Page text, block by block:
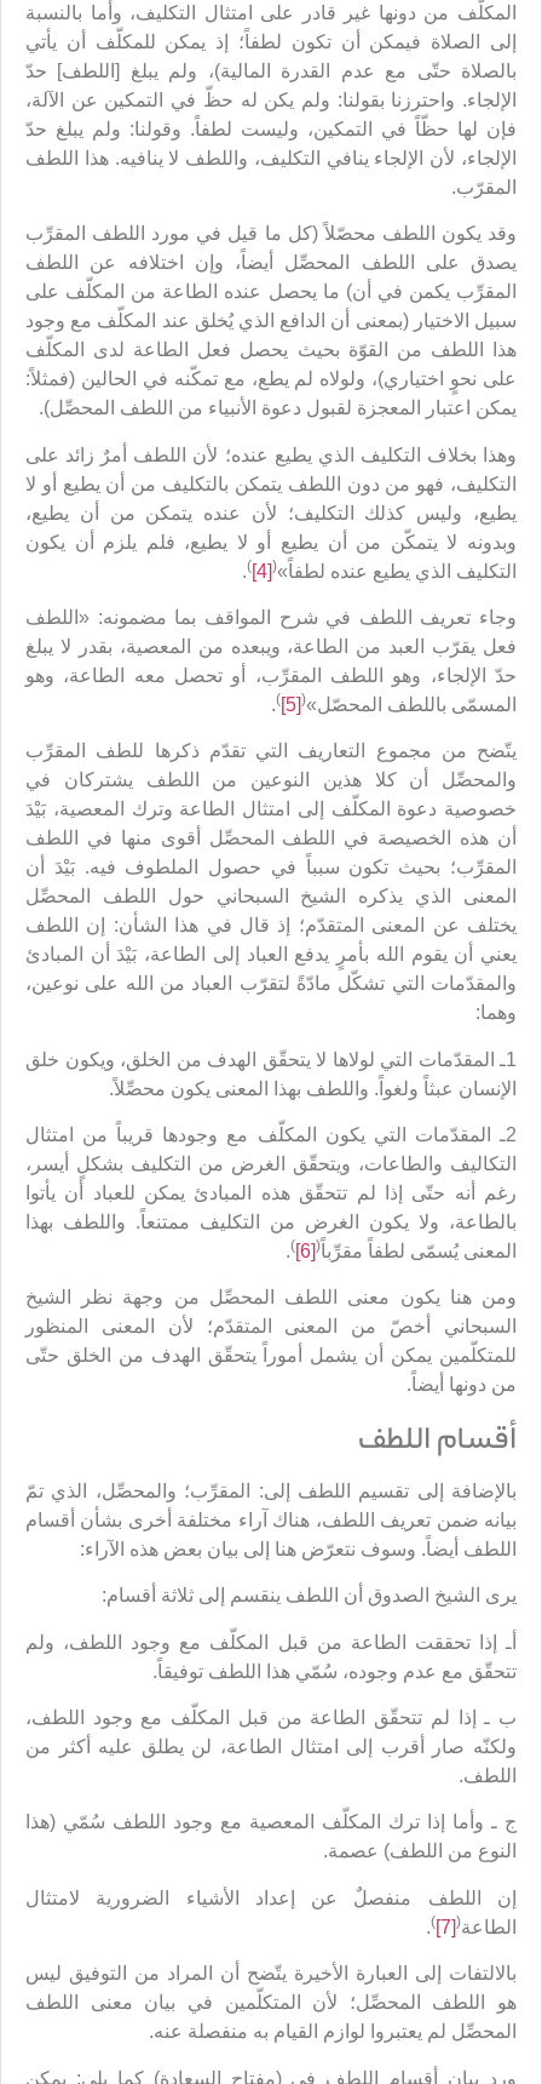
المكلّف من دونها غير قادر على امتثال التكليف، وأما بالنسبة
إلى الصلاة فيمكن أن تكون لطفاً؛ إذ يمكن للمكلّف أن يأتي
بالصلاة حتّى مع عدم القدرة المالية)، ولم يبلغ [اللطف] حدّ
الإلجاء. واحترزنا بقولنا: ولم يكن له حظّ في التمكين عن الآلة،
فإن لها حظّاً في التمكين، وليست لطفاً. وقولنا: ولم يبلغ حدّ
الإلجاء، لأن الإلجاء ينافي التكليف، واللطف لا ينافيه. هذا اللطف
المقرّب.
وقد يكون اللطف محصّلاً (كل ما قيل في مورد اللطف المقرِّب
يصدق على اللطف المحصِّل أيضاً، وإن اختلافه عن اللطف
المقرِّب يكمن في أن) ما يحصل عنده الطاعة من المكلّف على
سبيل الاختيار (بمعنى أن الدافع الذي يُخلق عند المكلّف مع وجود
هذا اللطف من القوّة بحيث يحصل فعل الطاعة لدى المكلّف
على نحوٍ اختياري)، ولولاه لم يطع، مع تمكّنه في الحالين (فمثلاً:
يمكن اعتبار المعجزة لقبول دعوة الأنبياء من اللطف المحصِّل).
وهذا بخلاف التكليف الذي يطيع عنده؛ لأن اللطف أمرٌ زائد على
التكليف، فهو من دون اللطف يتمكن بالتكليف من أن يطيع أو لا
يطيع، وليس كذلك التكليف؛ لأن عنده يتمكن من أن يطيع،
وبدونه لا يتمكّن من أن يطيع أو لا يطيع، فلم يلزم أن يكون
التكليف الذي يطيع عنده لطفاً»(
[4]
)
.
وجاء تعريف اللطف في شرح المواقف بما مضمونه: «اللطف
فعل يقرّب العبد من الطاعة، ويبعده من المعصية، بقدر لا يبلغ
حدّ الإلجاء، وهو اللطف المقرِّب، أو تحصل معه الطاعة، وهو
المسمّى باللطف المحصّل»(
[5]
)
.
يتّضح من مجموع التعاريف التي تقدّم ذكرها للطف المقرِّب
والمحصِّل أن كلا هذين النوعين من اللطف يشتركان في
خصوصية دعوة المكلّف إلى امتثال الطاعة وترك المعصية، بَيْدَ
أن هذه الخصيصة في اللطف المحصِّل أقوى منها في اللطف
المقرِّب؛ بحيث تكون سبباً في حصول الملطوف فيه. بَيْدَ أن
المعنى الذي يذكره الشيخ السبحاني حول اللطف المحصِّل
يختلف عن المعنى المتقدّم؛ إذ قال في هذا الشأن: إن اللطف
يعني أن يقوم الله بأمرٍ يدفع العباد إلى الطاعة، بَيْدَ أن المبادئ
والمقدّمات التي تشكّل مادّةً لتقرّب العباد من الله على نوعين،
وهما:
1ـ المقدّمات التي لولاها لا يتحقّق الهدف من الخلق، ويكون خلق
الإنسان عبثاً ولغواً. واللطف بهذا المعنى يكون محصِّلاً.
2ـ المقدّمات التي يكون المكلّف مع وجودها قريباً من امتثال
التكاليف والطاعات، ويتحقّق الغرض من التكليف بشكلٍ أيسر،
رغم أنه حتّى إذا لم تتحقّق هذه المبادئ يمكن للعباد أن يأتوا
بالطاعة، ولا يكون الغرض من التكليف ممتنعاً. واللطف بهذا
المعنى يُسمّى لطفاً مقرِّباً(
[6]
)
.
ومن هنا يكون معنى اللطف المحصِّل من وجهة نظر الشيخ
السبحاني أخصّ من المعنى المتقدّم؛ لأن المعنى المنظور
للمتكلّمين يمكن أن يشمل أموراً يتحقّق الهدف من الخلق حتّى
من دونها أيضاً.
أقسام اللطف
بالإضافة إلى تقسيم اللطف إلى: المقرِّب؛ والمحصِّل، الذي تمّ
بيانه ضمن تعريف اللطف، هناك آراء مختلفة أخرى بشأن أقسام
اللطف أيضاً. وسوف نتعرّض هنا إلى بيان بعض هذه الآراء:
يرى الشيخ الصدوق أن اللطف ينقسم إلى ثلاثة أقسام:
أـ إذا تحققت الطاعة من قبل المكلّف مع وجود اللطف، ولم
تتحقّق مع عدم وجوده، سُمّي هذا اللطف توفيقاً.
ب ـ إذا لم تتحقّق الطاعة من قبل المكلّف مع وجود اللطف،
ولكنّه صار أقرب إلى امتثال الطاعة، لن يطلق عليه أكثر من
اللطف.
ج ـ وأما إذا ترك المكلّف المعصية مع وجود اللطف سُمّي (هذا
النوع من اللطف) عصمة.
إن اللطف منفصلٌ عن إعداد الأشياء الضرورية لامتثال
الطاعة(
[7]
)
.
بالالتفات إلى العبارة الأخيرة يتّضح أن المراد من التوفيق ليس
هو اللطف المحصِّل؛ لأن المتكلّمين في بيان معنى اللطف
المحصِّل لم يعتبروا لوازم القيام به منفصلة عنه.
ورد بيان أقسام اللطف في (مفتاح السعادة) كما يلي: يمكن